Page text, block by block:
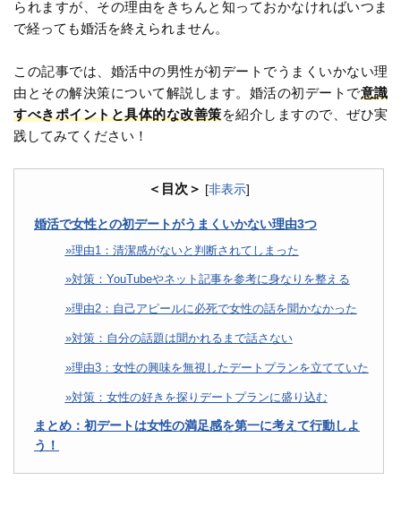
られますが、その理由をきちんと知っておかなければいつま
で経っても婚活を終えられません。
この記事では、婚活中の男性が初デートでうまくいかない理
由とその解決策について解説します。婚活の初デートで意識
すべきポイントと具体的な改善策を紹介しますので、ぜひ実
践してみてください！
＜目次＞ [非表示]
婚活で女性との初デートがうまくいかない理由3つ
理由1：清潔感がないと判断されてしまった
対策：YouTubeやネット記事を参考に身なりを整える
理由2：自己アピールに必死で女性の話を聞かなかった
対策：自分の話題は聞かれるまで話さない
理由3：女性の興味を無視したデートプランを立てていた
対策：女性の好きを探りデートプランに盛り込む
まとめ：初デートは女性の満足感を第一に考えて行動しよ
う！